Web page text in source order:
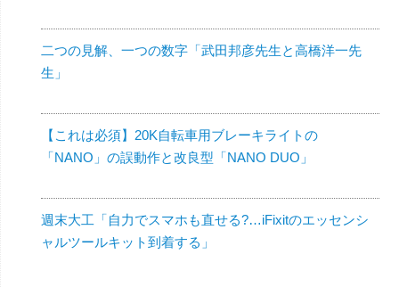
二つの見解、一つの数字「武田邦彦先生と高橋洋一先
生」
【これは必須】20K自転車用ブレーキライトの
「NANO」の誤動作と改良型「NANO DUO」
週末大工「自力でスマホも直せる?…iFixitのエッセンシ
ャルツールキット到着する」